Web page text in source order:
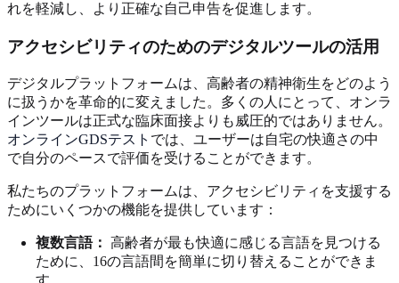
れを軽減し、より正確な自己申告を促進します。
アクセシビリティのためのデジタルツールの活用
デジタルプラットフォームは、高齢者の精神衛生をどのよう
に扱うかを革命的に変えました。多くの人にとって、オンラ
インツールは正式な臨床面接よりも威圧的ではありません。
オンラインGDSテスト では、ユーザーは自宅の快適さの中
で自分のペースで評価を受けることができます。
私たちのプラットフォームは、アクセシビリティを支援する
ためにいくつかの機能を提供しています：
複数言語：
高齢者が最も快適に感じる言語を見つける
ために、16の言語間を簡単に切り替えることができま